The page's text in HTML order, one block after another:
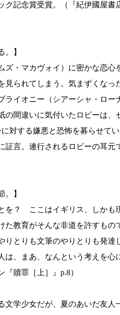
記念賞受賞。（『紀伊國屋書店
】
・マカヴォイ）に密かな恋
られてしまう。気まずくな
イオニー（シアーシャ・ロー
間違いに気付いたロビーは、
対する嫌悪と恐怖を募らせて
言。連行されるロビーの耳元
。】
を？ ここはイギリス、しかも
た教育がそんな非道を許すも
とりも文筆のやりとりも発達
、まあ、なんという考えを心
贖罪［上］』p.8）
学少女だが、夏のあいだ友人